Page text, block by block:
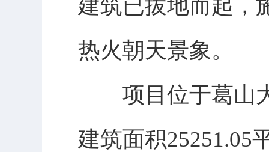
建筑已拔地而起，
热火朝天景象。
项目位于葛山大
建筑面积25251.05